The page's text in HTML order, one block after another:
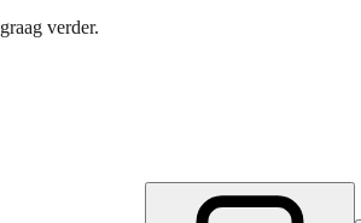
verder.